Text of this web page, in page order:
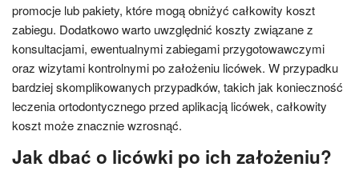
promocje lub pakiety, które mogą obniżyć całkowity koszt
zabiegu. Dodatkowo warto uwzględnić koszty związane z
konsultacjami, ewentualnymi zabiegami przygotowawczymi
oraz wizytami kontrolnymi po założeniu licówek. W przypadku
bardziej skomplikowanych przypadków, takich jak konieczność
leczenia ortodontycznego przed aplikacją licówek, całkowity
koszt może znacznie wzrosnąć.
Jak dbać o licówki po ich założeniu?